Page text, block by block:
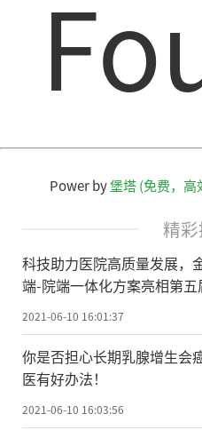
Power by堡塔 (免费，
精
科技助力医院高质量发展，
端-院端一体化方案亮相第五
坛
2021-06-10 16:01:37
你是否担心长期乳腺增生会
医有好办法！
2021-06-10 16:03:56